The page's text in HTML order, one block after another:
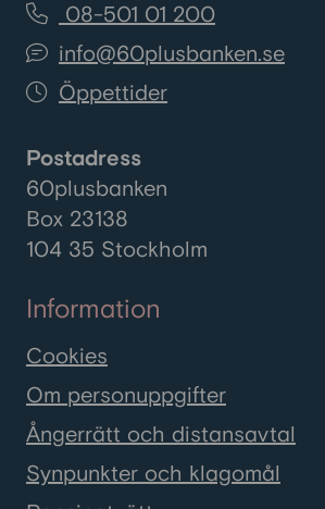
08-501 01 200
info@60plusbanken.se
Öppettider
Postadress
60plusbanken
Box 23138
104 35 Stockholm
Information
Cookies
Om personuppgifter
Ångerrätt och distansavtal
Synpunkter och klagomål